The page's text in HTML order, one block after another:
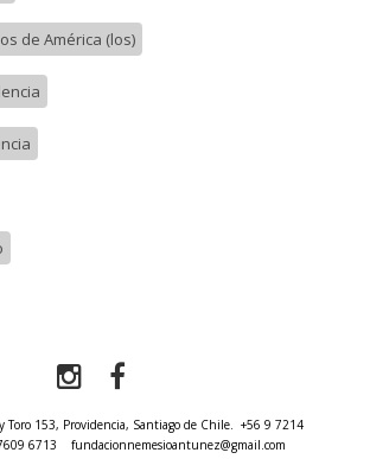
de América (los)
Toro 153, Providencia, Santiago de Chile. +56 9 7214
6713 fundacionnemesioantunez@gmail.com